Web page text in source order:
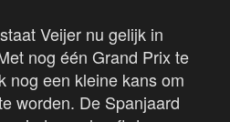
Veijer nu gelijk in
nog één Grand Prix te
nog een kleine kans om
worden. De Spanjaard